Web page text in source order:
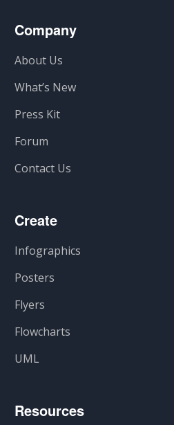
Company
About Us
What’s New
Press Kit
Forum
Contact Us
Create
Infographics
Posters
Flyers
Flowcharts
UML
Resources